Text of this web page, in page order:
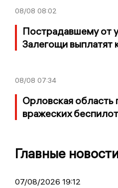
08/08 08:02
Пострадавшему от
Залегощи выплатят
08/08 07:34
Орловская область
вражеских
Главные
07/08/2026 19:12